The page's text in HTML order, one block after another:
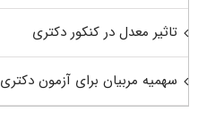
تاثیر معدل در کنکور دکتری
سهمیه مربیان برای آزمون دکتری